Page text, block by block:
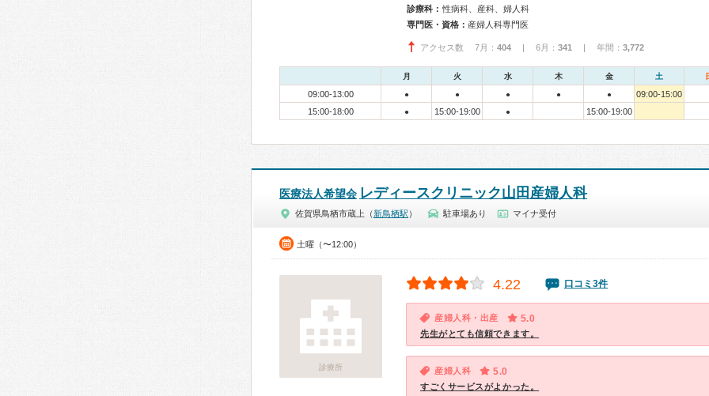
診療科： 性病科、産科、婦人科
専門医・資格： 産婦人科専門医
アクセス数 7月： 404 | 6月： 341 | 年間： 3,772
月 火 水 木 金 土
09:00-13:00 ● ● ● ● ●
09:00-15:00
15:00-18:00
● 15:00-19:00 ● 15:00-19:00
医療法人希望会 レディースクリニック山田産婦人科
佐賀県鳥栖市蔵上（ 新鳥栖駅 ） 駐車場あり マイナ受付
土曜（〜12:00）
診療所
4.22 口コミ3件
産婦人科・出産 5.0
先生がとても信頼できます。
産婦人科 5.0
すごくサービスがよかった。